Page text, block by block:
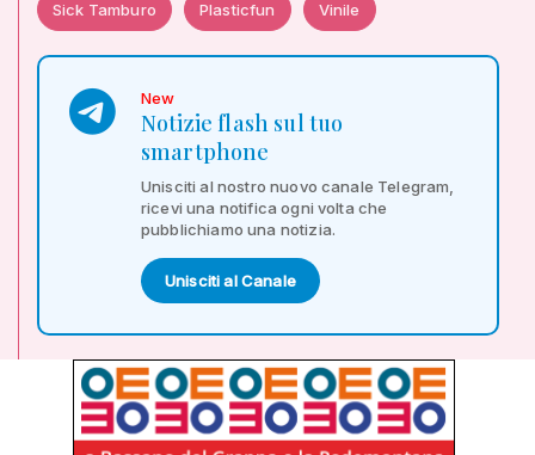
Sick Tamburo Plasticfun Vinile
New
Notizie flash sul tuo
smartphone
Unisciti al nostro nuovo canale Telegram,
ricevi una notifica ogni volta che
pubblichiamo una notizia.
Unisciti al Canale